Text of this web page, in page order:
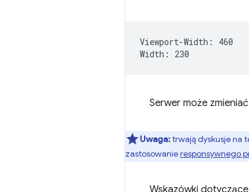
Viewport-Width: 460
Serwer może
Uwaga:trwają dyskusje na
zastosowanieresponsywnego
Wskazówki